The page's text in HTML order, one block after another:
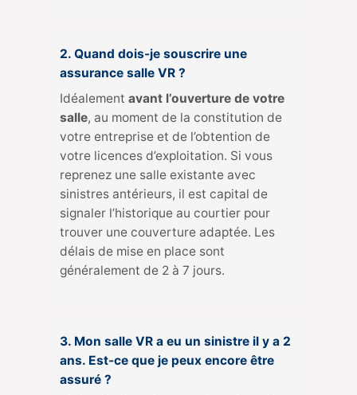
2. Quand dois-je souscrire une
assurance salle VR ?
Idéalement avant l’ouverture de votre
salle, au moment de la constitution de
votre entreprise et de l’obtention de
votre licences d’exploitation. Si vous
reprenez une salle existante avec
sinistres antérieurs, il est capital de
signaler l’historique au courtier pour
trouver une couverture adaptée. Les
délais de mise en place sont
généralement de 2 à 7 jours.
3. Mon salle VR a eu un sinistre il y a 2
ans. Est-ce que je peux encore être
assuré ?